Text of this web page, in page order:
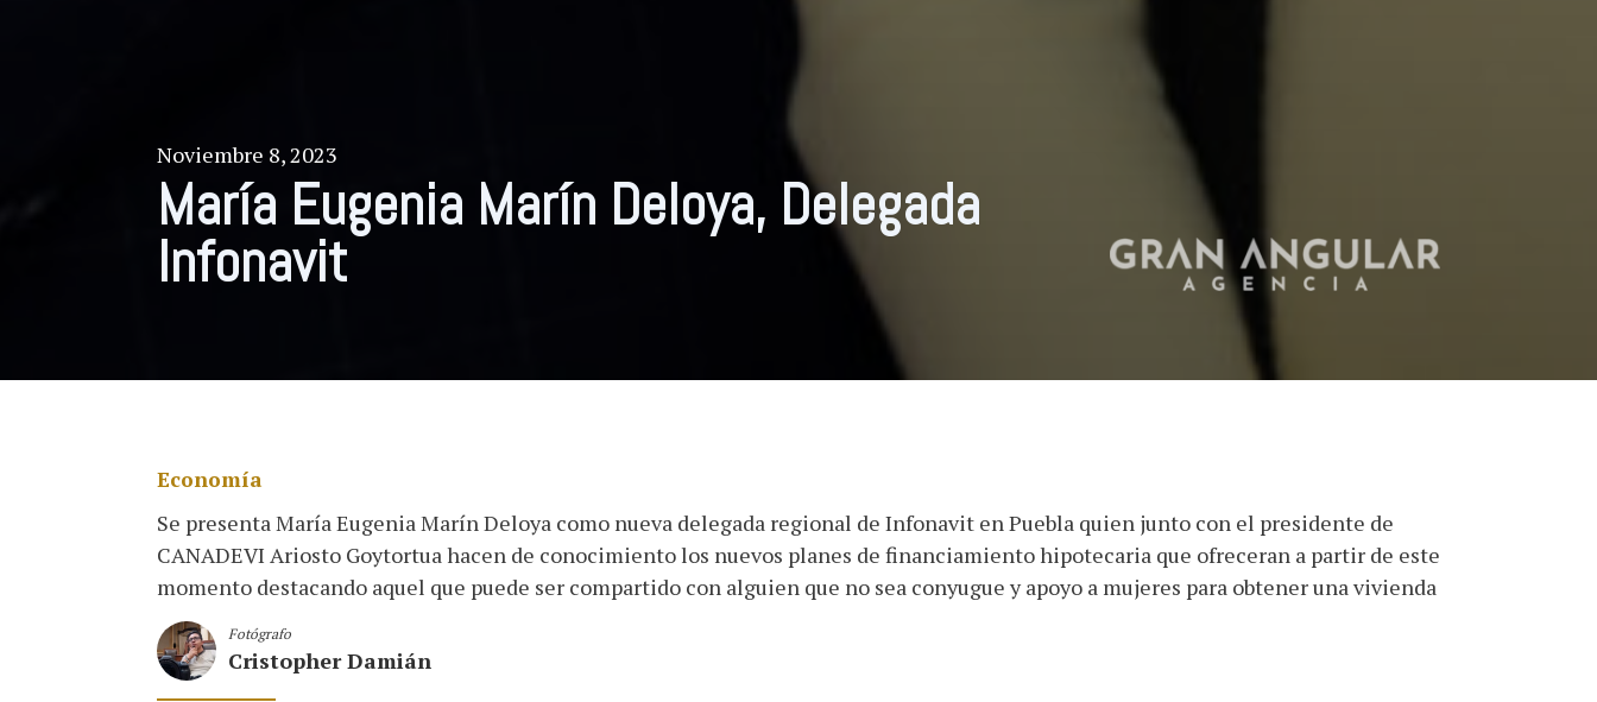
Noviembre 8, 2023
María Eugenia Marín Deloya, Delegada
Infonavit
Economía
Se presenta María Eugenia Marín Deloya como nueva delegada regional de Infonavit en Puebla quien junto con el presidente de
CANADEVI Ariosto Goytortua hacen de conocimiento los nuevos planes de financiamiento hipotecaria que ofreceran a partir de este
momento destacando aquel que puede ser compartido con alguien que no sea conyugue y apoyo a mujeres para obtener una vivienda
Fotógrafo
Cristopher Damián